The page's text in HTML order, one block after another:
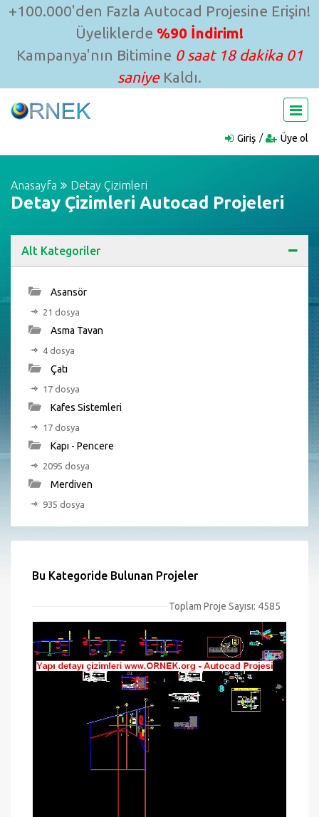
+100.000'den Fazla Autocad Projesine Erişin!
Üyeliklerde %90 İndirim!
Kampanya'nın Bitimine 0 saat 17 dakika 60
saniyeKaldı.
Giriş Üye ol
Anasayfa Detay Çizimleri
Detay Çizimleri Autocad Projeleri
Alt Kategoriler
Asansör
21 dosya
Asma Tavan
4 dosya
Çatı
17 dosya
Kafes Sistemleri
17 dosya
Kapı - Pencere
2095 dosya
Merdiven
935 dosya
Bu Kategoride Bulunan Projeler
Toplam Proje Sayısı: 4585